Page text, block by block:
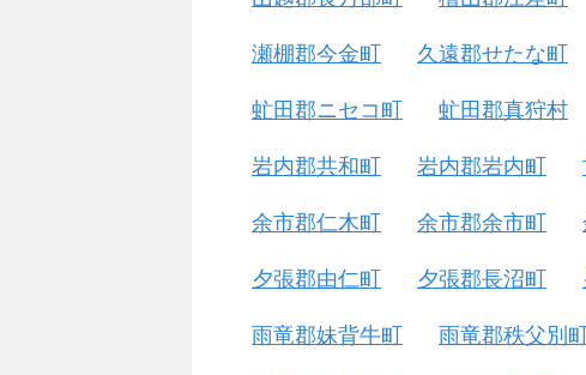
瀬棚郡今金町 久遠郡せたな町
虻田郡ニセコ町 虻田郡真狩村
岩内郡共和町 岩内郡岩内町
余市郡仁木町 余市郡余市町
夕張郡由仁町 夕張郡長沼町
雨竜郡妹背牛町 雨竜郡秩父別町